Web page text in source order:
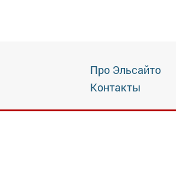
Про Эльсайто
Контакты